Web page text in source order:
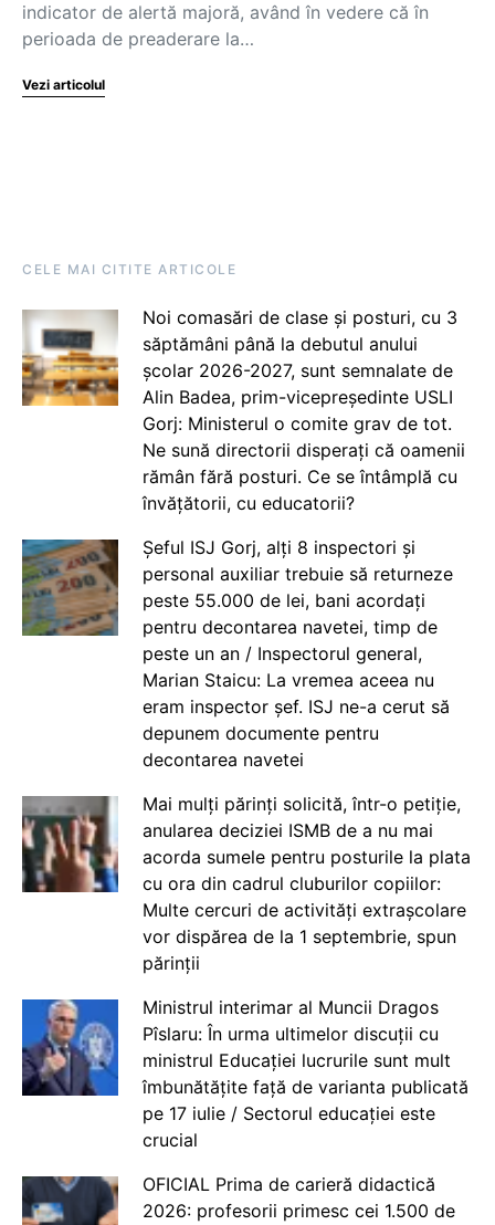
indicator de alertă majoră, având în vedere că în
perioada de preaderare la…
Vezi articolul
CELE MAI CITITE ARTICOLE
Noi comasări de clase și posturi, cu 3
săptămâni până la debutul anului
școlar 2026-2027, sunt semnalate de
Alin Badea, prim-vicepreședinte USLI
Gorj: Ministerul o comite grav de tot.
Ne sună directorii disperați că oamenii
rămân fără posturi. Ce se întâmplă cu
învățătorii, cu educatorii?
Șeful ISJ Gorj, alți 8 inspectori și
personal auxiliar trebuie să returneze
peste 55.000 de lei, bani acordați
pentru decontarea navetei, timp de
peste un an / Inspectorul general,
Marian Staicu: La vremea aceea nu
eram inspector șef. ISJ ne-a cerut să
depunem documente pentru
decontarea navetei
Mai mulți părinți solicită, într-o petiție,
anularea deciziei ISMB de a nu mai
acorda sumele pentru posturile la plata
cu ora din cadrul cluburilor copiilor:
Multe cercuri de activități extrașcolare
vor dispărea de la 1 septembrie, spun
părinții
Ministrul interimar al Muncii Dragos
Pîslaru: În urma ultimelor discuții cu
ministrul Educației lucrurile sunt mult
îmbunătățite față de varianta publicată
pe 17 iulie / Sectorul educației este
crucial
OFICIAL Prima de carieră didactică
2026: profesorii primesc cei 1.500 de